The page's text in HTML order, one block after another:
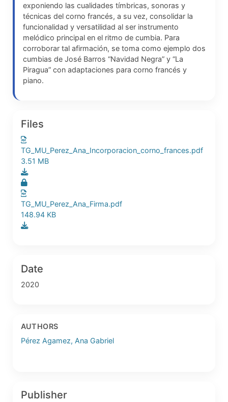
exponiendo las cualidades tímbricas, sonoras y
técnicas del corno francés, a su vez, consolidar la
funcionalidad y versatilidad al ser instrumento
melódico principal en el ritmo de cumbia. Para
corroborar tal afirmación, se toma como ejemplo dos
cumbias de José Barros “Navidad Negra” y “La
Piragua” con adaptaciones para corno francés y
piano.
Files
TG_MU_Perez_Ana_Incorporacion_corno_frances.pdf
3.51 MB
TG_MU_Perez_Ana_Firma.pdf
148.94 KB
Date
2020
AUTHORS
Pérez Agamez, Ana Gabriel
Publisher